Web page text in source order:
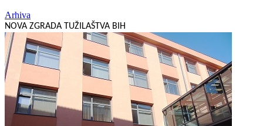
Arhiva
NOVA ZGRADA TUŽILAŠTVA BIH